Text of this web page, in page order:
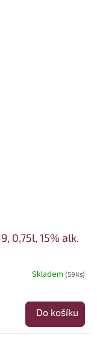
0,75l, 15% alk.
Skladem (59 ks)
Do košíku